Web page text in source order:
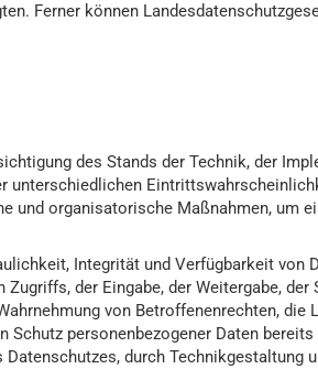
Ferner können
des Stands der Technik, der
unterschiedlichen
und organisatorische Maßnahmen, um
Integrität und Verfügbarkeit von
der Eingabe, der Weitergabe,
von Betroffenenrechten, die
personenbezogener Daten
durch Technikgestaltung